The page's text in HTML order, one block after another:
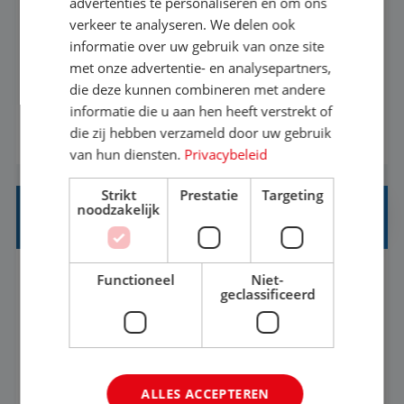
Met jouw ervaring in de reisbranche of
achtergrond in toerisme ben je klaar voor de
volgende stap. Vanaf je stoel reis je de hele
wereld over en speel je moeiteloos in op de
wensen van je team, je klant en wat er in de
reiswereld gebeurt. Met je enthousiasme weet je
klanten te overtuigen om die droomreis te
boeken! ...
BEKIJK VACATURE
REISADVISEUR ALLROUND
Aalsmeer, Noord-Holland, Nederland
Baan
MBO
het nu voor jezelf is, of voor een ander: jij vindt
verkeer te analyseren. We delen ook
informatie over uw gebruik van onze site
met onze advertentie- en analysepartners,
die deze kunnen combineren met andere
informatie die u aan hen heeft verstrekt of
die zij hebben verzameld door uw gebruik
van hun diensten. Privacybeleid
Strikt
noodzakelijk
Prestatie Targeting
Functioneel
Niet-
geclassificeerd
ALLES ACCEPTEREN